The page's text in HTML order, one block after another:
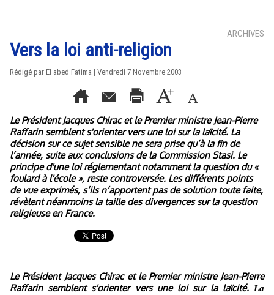
ARCHIVES
Vers la loi anti-religion
Rédigé par El abed Fatima | Vendredi 7 Novembre 2003
Le Président Jacques Chirac et le Premier ministre Jean-Pierre
Raffarin semblent s'orienter vers une loi sur la laïcité. La
décision sur ce sujet sensible ne sera prise qu’à la fin de
l’année, suite aux conclusions de la Commission Stasi. Le
principe d'une loi réglementant notamment la question du «
foulard à l'école », reste controversée. Les différents points
de vue exprimés, s’ils n’apportent pas de solution toute faite,
révèlent néanmoins la taille des divergences sur la question
religieuse en France.
Le Président Jacques Chirac et le Premier ministre Jean-Pierre
Raffarin semblent s'orienter vers une loi sur la laïcité. La